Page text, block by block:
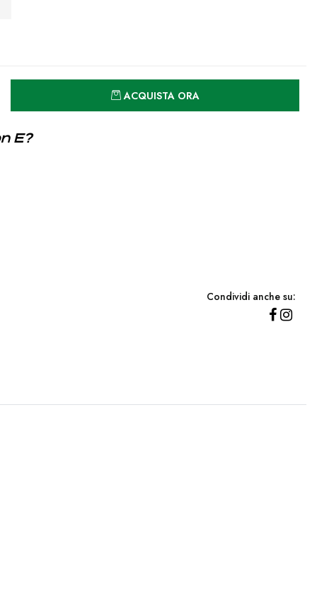
ACQUISTA ORA
E?
Condividi anche su: